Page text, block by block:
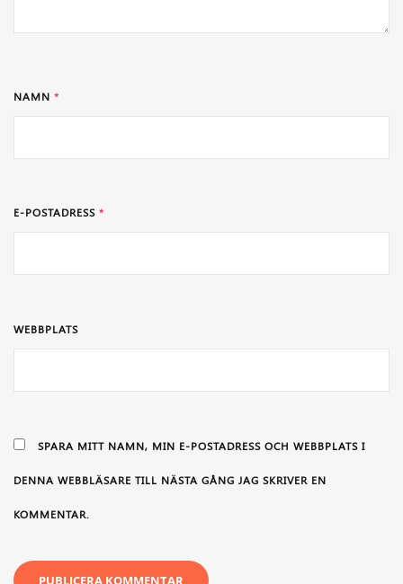
NAMN *
E-POSTADRESS *
WEBBPLATS
SPARA MITT NAMN, MIN E-POSTADRESS OCH WEBBPLATS I
DENNA WEBBLÄSARE TILL NÄSTA GÅNG JAG SKRIVER EN
KOMMENTAR.